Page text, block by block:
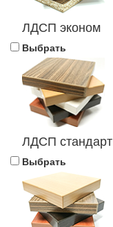
ЛДСП эконом
Выбрать
ЛДСП стандарт
Выбрать